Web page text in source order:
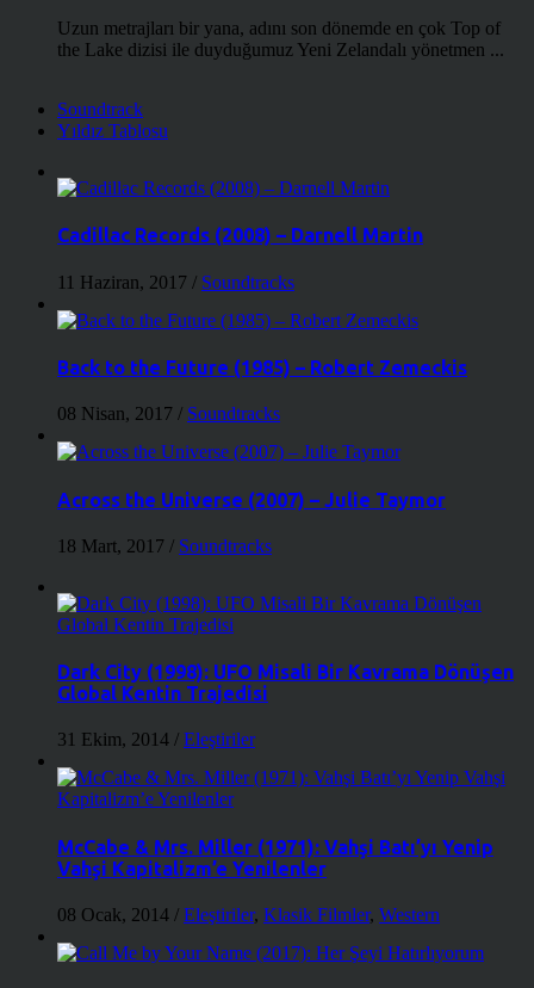
Uzun metrajları bir yana, adını son dönemde en çok Top of
the Lake dizisi ile duyduğumuz Yeni Zelandalı yönetmen ...
Soundtrack
Yıldız Tablosu
Cadillac Records (2008) – Darnell Martin
11 Haziran, 2017 / Soundtracks
Back to the Future (1985) – Robert Zemeckis
08 Nisan, 2017 / Soundtracks
Across the Universe (2007) – Julie Taymor
18 Mart, 2017 / Soundtracks
Dark City (1998): UFO Misali Bir Kavrama Dönüşen
Global Kentin Trajedisi
31 Ekim, 2014 / Eleştiriler
McCabe & Mrs. Miller (1971): Vahşi Batı’yı Yenip
Vahşi Kapitalizm’e Yenilenler
08 Ocak, 2014 / Eleştiriler, Klasik Filmler, Western